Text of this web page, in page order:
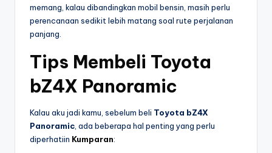
memang, kalau dibandingkan mobil bensin, masih perlu
perencanaan sedikit lebih matang soal rute perjalanan
panjang.
Tips Membeli Toyota
bZ4X Panoramic
Kalau aku jadi kamu, sebelum beli Toyota bZ4X
Panoramic, ada beberapa hal penting yang perlu
diperhatiin Kumparan: